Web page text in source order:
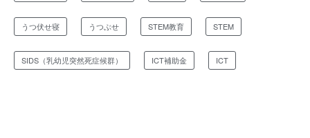
うつ伏せ寝 うつぶせ STEM教育 STEM
SIDS（乳幼児突然死症候群） ICT補助金 ICT